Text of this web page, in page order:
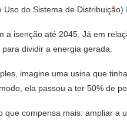
Uso do Sistema de Distribuição)
a isenção até 2045. Já em
para dividir a energia gerada.
imagine uma usina que
ela passou a ter 50% de
que compensa mais: ampliar a